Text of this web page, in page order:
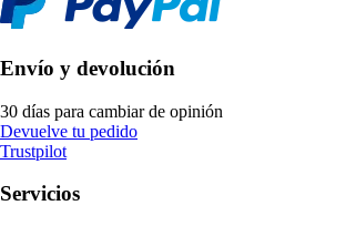
Envío y devolución
30 días para cambiar de opinión
Devuelve tu pedido
Trustpilot
Servicios